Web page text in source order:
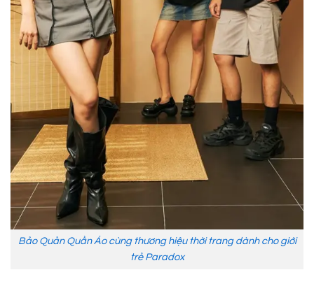
Bảo Quản Quần Áo cùng thương hiệu thời trang dành cho giới
trẻ Paradox